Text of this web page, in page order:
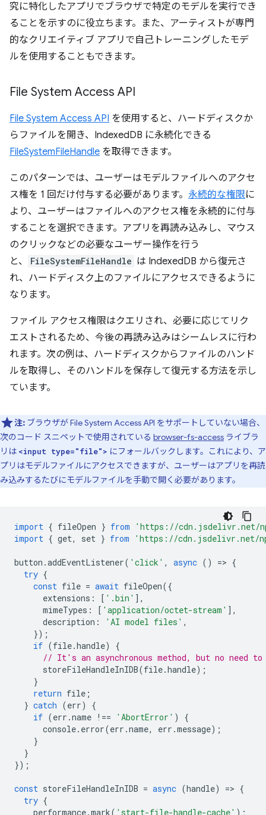
究に特化したアプリでブラウザで特定のモデルを実行でき
ることを示すのに役立ちます。また、アーティストが専門
的なクリエイティブ アプリで自己トレーニングしたモデ
ルを使用することもできます。
File System Access API
File System Access API を使用すると、ハードディスクか
らファイルを開き、IndexedDB に永続化できる
FileSystemFileHandle を取得できます。
このパターンでは、ユーザーはモデルファイルへのアクセ
ス権を 1 回だけ付与する必要があります。 永続的な権限に
より、ユーザーはファイルへのアクセス権を永続的に付与
することを選択できます。アプリを再読み込みし、マウス
のクリックなどの必要なユーザー操作を行う
と、
FileSystemFileHandle は IndexedDB から復元さ
れ、ハードディスク上のファイルにアクセスできるように
なります。
ファイル アクセス権限はクエリされ、必要に応じてリク
エストされるため、今後の再読み込みはシームレスに行わ
れます。次の例は、ハードディスクからファイルのハンド
ルを取得し、そのハンドルを保存して復元する方法を示し
ています。
注: ブラウザが File System Access API をサポートしていない場合、
次のコード スニペットで使用されている browser-fs-access ライブラ
リは <input type="file"> にフォールバックします。これにより、ア
プリはモデルファイルにアクセスできますが、ユーザーはアプリを再読
み込みするたびにモデルファイルを手動で開く必要があります。
import { fileOpen } from
'https://cdn.jsdelivr.net/
import { get, set } from 'https://cdn.jsdelivr.net/
button .addEventListener( 'click' , async () => {
try {
const file = await fileOpen({
extensions : [ '.bin' ],
mimeTypes : [ 'application/octet-stream' ],
description : 'AI model files' ,
});
if (file.handle)
{
// It's an asynchronous method, but no need
storeFileHandleInIDB(file.handle);
}
return file ;
} catch (err)
{
if (err .name !== 'AbortError' )
{
console. error(err .name, err .message);
}
}
});
const storeFileHandleInIDB = async (handle) => {
try {
performance.mark( 'start-file-handle-cache' );